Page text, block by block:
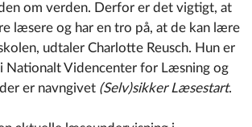
om verden. Derfor er det vigtigt, at
læsere og har en tro på, at de kan lære
udtaler Charlotte Reusch. Hun er
Nationalt Videncenter for Læsning og
er navngivet (Selv)sikker Læsestart.